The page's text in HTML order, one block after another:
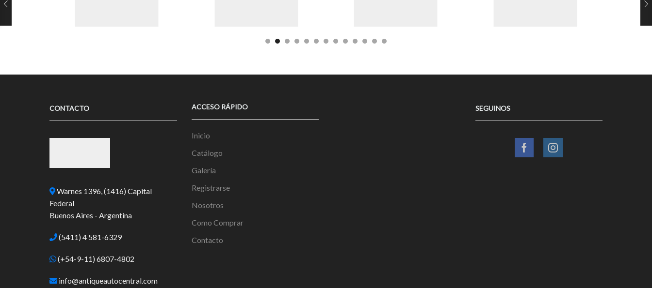
CONTACTO
Warnes 1396, (1416) Capital
Federal
Buenos Aires - Argentina
(5411) 4 581-6329
(+54-9-11) 6807-4802
info@antiqueautocentral.com
ACCESO RÁPIDO
Inicio
Catálogo
Galería
Registrarse
Nosotros
Como Comprar
Contacto
SEGUINOS
FacebookInstagram